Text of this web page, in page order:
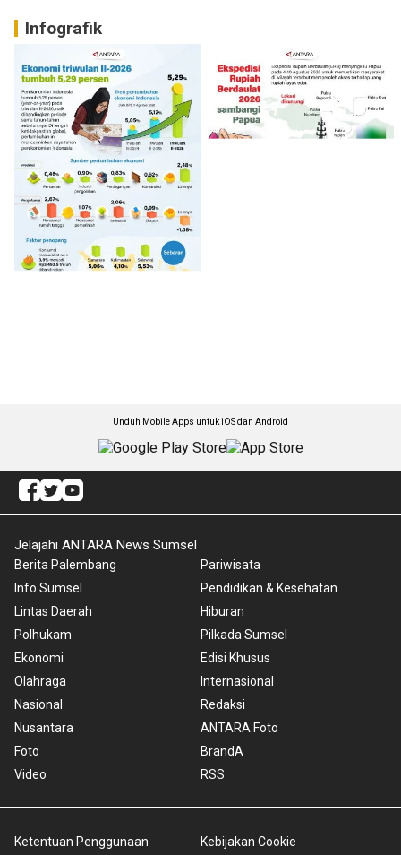
Infografik
Unduh Mobile Apps untuk iOS dan Android
Jelajahi ANTARA News Sumsel
Berita Palembang
Info Sumsel
Lintas Daerah
Polhukam
Ekonomi
Olahraga
Nasional
Nusantara
Foto
Video
Pariwisata
Pendidikan & Kesehatan
Hiburan
Pilkada Sumsel
Edisi Khusus
Internasional
Redaksi
ANTARA Foto
BrandA
RSS
Ketentuan Penggunaan Kebijakan Cookie